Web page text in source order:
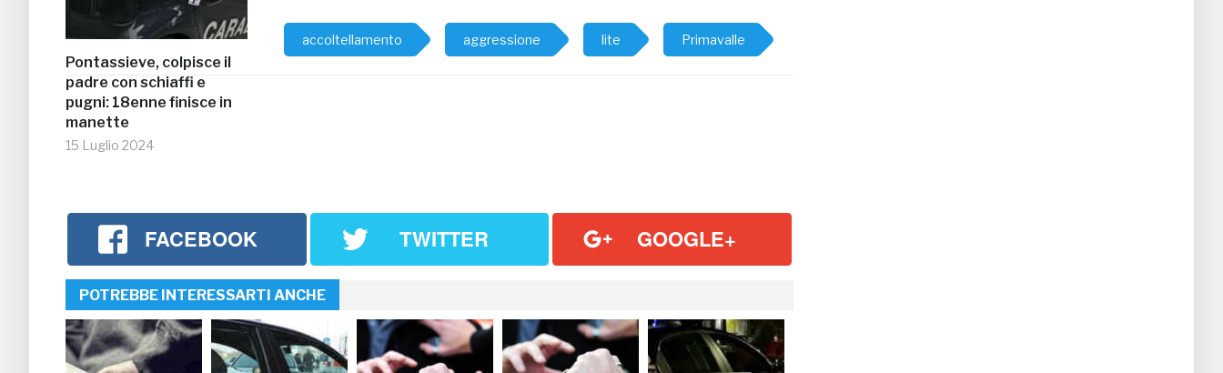
Pontassieve, colpisce il
padre con schiaffi e
pugni: 18enne finisce in
manette
15 Luglio 2024
accoltellamento aggressione lite Primavalle
FACEBOOK TWITTER GOOGLE+
POTREBBE INTERESSARTI ANCHE